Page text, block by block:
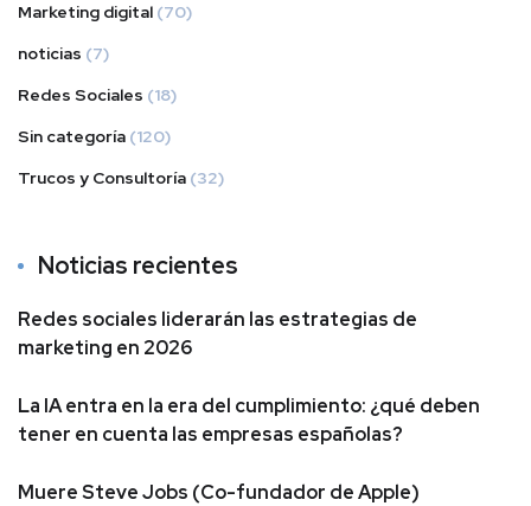
Marketing digital (70)
noticias (7)
Redes Sociales (18)
Sin categoría (120)
Trucos y Consultoría (32)
Noticias recientes
Redes sociales liderarán las estrategias de
marketing en 2026
La IA entra en la era del cumplimiento: ¿qué deben
tener en cuenta las empresas españolas?
Muere Steve Jobs (Co-fundador de Apple)